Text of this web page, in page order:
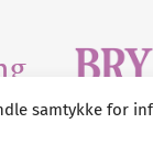
samtykke for